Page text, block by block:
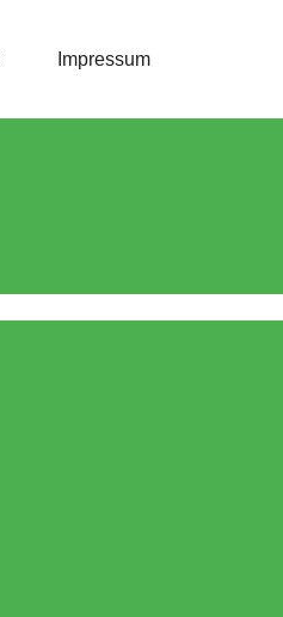
Impressum